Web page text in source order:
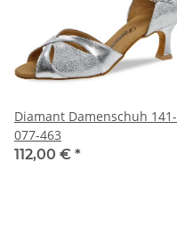
Diamant Damenschuh 141-
077-463
112,00 € *